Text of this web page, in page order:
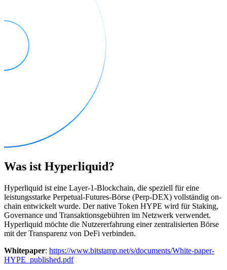
Was ist Hyperliquid?
Hyperliquid ist eine Layer-1-Blockchain, die speziell für eine
leistungsstarke Perpetual-Futures-Börse (Perp-DEX) vollständig on-
chain entwickelt wurde. Der native Token HYPE wird für Staking,
Governance und Transaktionsgebühren im Netzwerk verwendet.
Hyperliquid möchte die Nutzererfahrung einer zentralisierten Börse
mit der Transparenz von DeFi verbinden.
Whitepaper: https://www.bitstamp.net/s/documents/White-paper-
HYPE_published.pdf